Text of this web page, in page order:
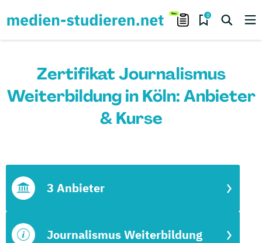
0
Zertifikat Journalismus
Weiterbildung in Köln: Anbieter
& Kurse
Journalismus Weiterbildung
3 Anbieter